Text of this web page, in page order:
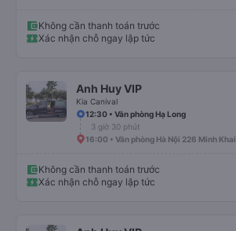
Không cần thanh toán trước
Xác nhận chỗ ngay lập tức
Anh Huy VIP
Kia Canival
12:30 • Văn phòng Hạ Long
3 giờ 30 phút
16:00 • Văn phòng Hà Nội 226 Minh Khai
Không cần thanh toán trước
Xác nhận chỗ ngay lập tức